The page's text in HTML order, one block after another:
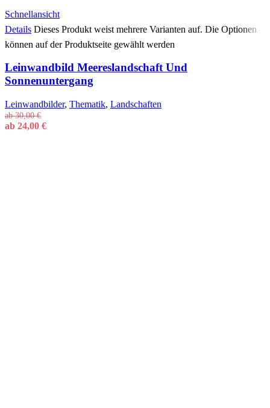
Schnellansicht
Details Dieses Produkt weist mehrere Varianten auf. Die Optionen
können auf der Produktseite gewählt werden
Leinwandbild Meereslandschaft Und
Sonnenuntergang
Leinwandbilder, Thematik, Landschaften
ab30,00€
ab 24,00 €